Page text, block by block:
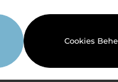
Cookies
Website index